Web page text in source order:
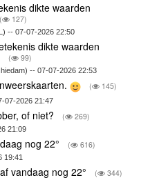
dikte waarden
( 127)
-- 07-07-2026 22:50
dikte waarden
( 99)
-- 07-07-2026 22:53
( 145)
07-2026 21:47
of niet? ( 269)
21:09
nog 22° ( 616)
19:41
vandaag nog 22° ( 344)